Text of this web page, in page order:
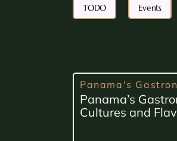
TODO Events
Panama's
Panama’s
Cultures and